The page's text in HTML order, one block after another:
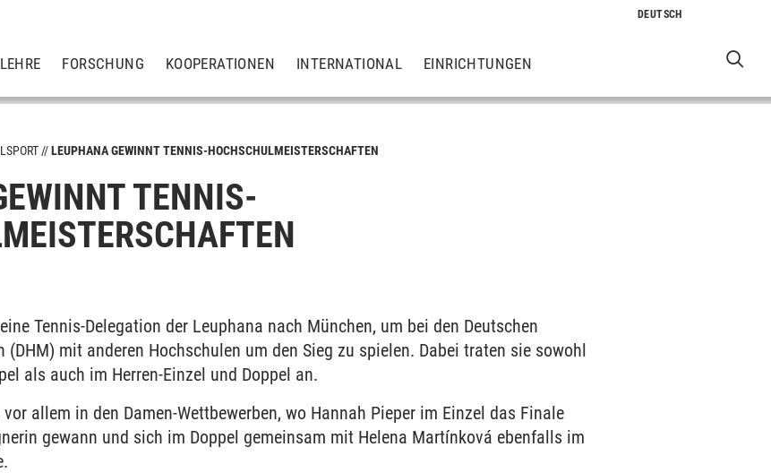
FORSCHUNG KOOPERATIONEN INTERNATIONAL EINRICHTUNGEN
LEUPHANA GEWINNT TENNIS-HOCHSCHULMEISTERSCHAFTEN
TENNIS-
Tennis-Delegation der Leuphana nach München, um bei den Deutschen
mit anderen Hochschulen um den Sieg zu spielen. Dabei traten sie sowohl
als auch im Herren-Einzel und Doppel an.
allem in den Damen-Wettbewerben, wo Hannah Pieper im Einzel das Finale
gewann und sich im Doppel gemeinsam mit Helena Martínková ebenfalls im